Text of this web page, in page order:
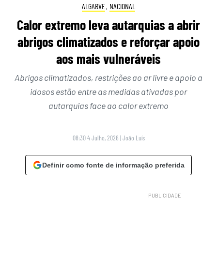
ALGARVE, NACIONAL
Calor extremo leva autarquias a abrir
abrigos climatizados e reforçar apoio
aos mais vulneráveis
Abrigos climatizados, restrições ao ar livre e apoio a
idosos estão entre as medidas ativadas por
autarquias face ao calor extremo
08:30 4 Julho, 2026 |João Luís
Definir como fonte de informação preferida